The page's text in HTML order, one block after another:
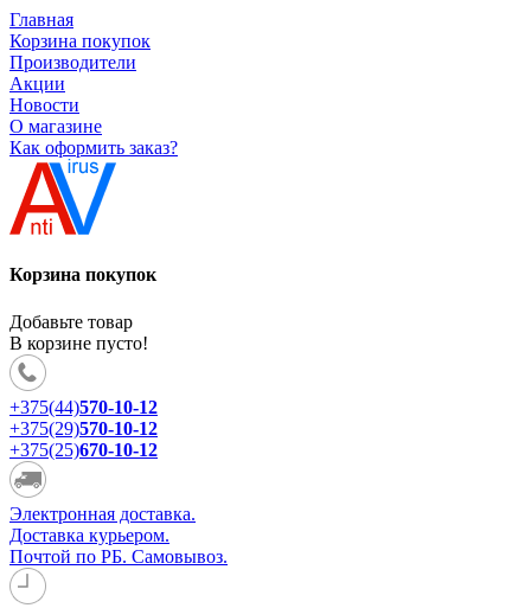
Главная
Корзина покупок
Производители
Акции
Новости
О магазине
Как оформить заказ?
Корзина покупок
Добавьте товар
В корзине пусто!
+375(44)570-10-12
+375(29)570-10-12
+375(25)670-10-12
Электронная доставка.
Доставка курьером.
Почтой по РБ. Самовывоз.